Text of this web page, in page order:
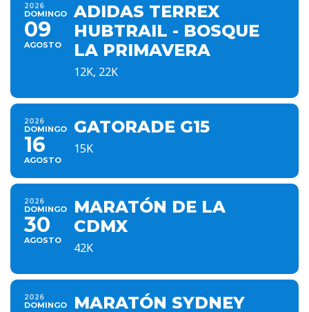
2026
DOMINGO
09
AGOSTO
ADIDAS TERREX
HUBTRAIL - BOSQUE
LA PRIMAVERA
12K, 22K
2026
DOMINGO
16
AGOSTO
GATORADE G15
15K
2026
DOMINGO
30
AGOSTO
MARATÓN DE LA
CDMX
42K
2026
DOMINGO MARATÓN SYDNEY